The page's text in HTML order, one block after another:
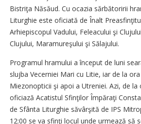
Bistriţa Năsăud. Cu ocazia sărbătoririi
Liturghie este oficiată de Înalt
Arhiepiscopul Vadului, Feleacului şi
Clujului, Maramureşului şi Sălajului.
Programul hramului a început de luni
slujba Vecerniei Mari cu Litie, iar de la
Miezonopticii şi apoi a Utreniei. Azi, de la
oficiază Acatistul Sfinţilor Împăraţi
de Sfânta Liturghie săvârşită de IPS
12:00 se va sfinţi locul unde urmează să